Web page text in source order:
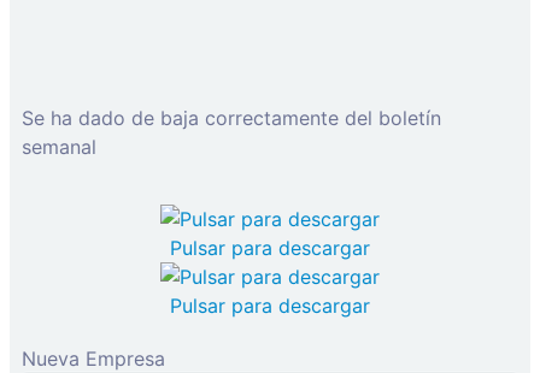
Se ha dado de baja correctamente del boletín
semanal
Pulsar para descargar
Pulsar para descargar
Nueva Empresa